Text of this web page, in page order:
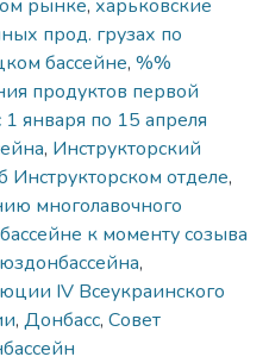
рынке, харьковские
прод. грузах по
бассейне, %%
продуктов первой
января по 15 апреля
, Инструкторский
отделе,
многолавочного
к моменту созыва
,
IV Всеукраинского
, Донбасс, Совет